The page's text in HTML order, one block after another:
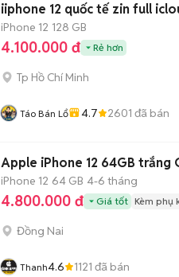
iiphone 12 quốc tế zin full
iPhone 12 128 GB
4.100.000 đ Rẻ hơn
Tp Hồ Chí Minh
Táo Bán Lổ 4.7 2601 đã bán
Apple
iPhone 12 64 GB 4-6 tháng
4.800.000 đ Giá tốt Kèm phụ
Đồng Nai
Thanh4.6 1121 đã bán